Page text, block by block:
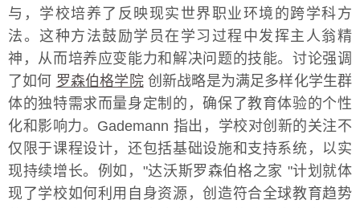
与，学校培养了反映现实世界职业环境的跨学科方
法。这种方法鼓励学员在学习过程中发挥主人翁精
神，从而培养应变能力和解决问题的技能。讨论强调
了如何 罗森伯格学院创新战略是为满足多样化学生群
体的独特需求而量身定制的，确保了教育体验的个性
化和影响力。Gademann 指出，学校对创新的关注不
仅限于课程设计，还包括基础设施和支持系统，以实
现持续增长。例如，"达沃斯罗森伯格之家 "计划就体
现了学校如何利用自身资源，创造符合全球教育趋势